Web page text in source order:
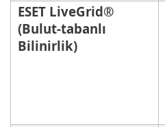
ESET LiveGrid®
(Bulut-tabanlı
Bilinirlik)